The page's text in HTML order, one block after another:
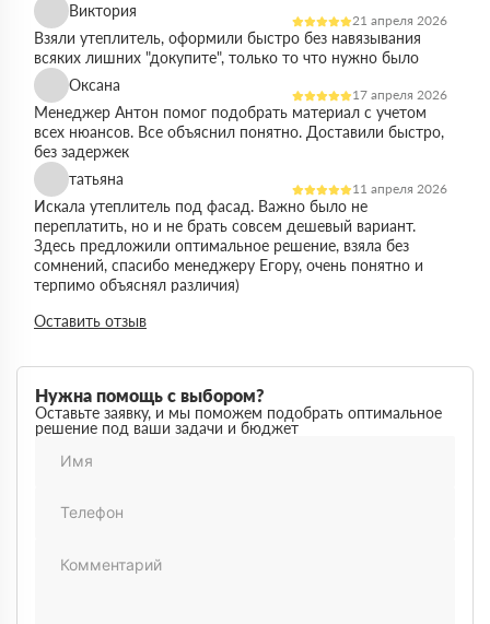
Виктория
21 апреля 2026
Взяли утеплитель, оформили быстро без навязывания
всяких лишних "докупите", только то что нужно было
Оксана
17 апреля 2026
Менеджер Антон помог подобрать материал с учетом
всех нюансов. Все объяснил понятно. Доставили быстро,
без задержек
татьяна
11 апреля 2026
Искала утеплитель под фасад. Важно было не
переплатить, но и не брать совсем дешевый вариант.
Здесь предложили оптимальное решение, взяла без
сомнений, спасибо менеджеру Егору, очень понятно и
терпимо объяснял различия)
Максим
03 марта 2026
Немного запутался в видах утеплителей но помогли
разобратсья, менеджеры быстро связались и помогли
Заказывал утеплитель для дачи. Объем небольшой, но
отношение нормальное, наверное будем заказывать еще
Оставить отзыв
Нужна помощь с выбором?
Оставьте заявку, и мы поможем подобрать оптимальное
решение под ваши задачи и бюджет